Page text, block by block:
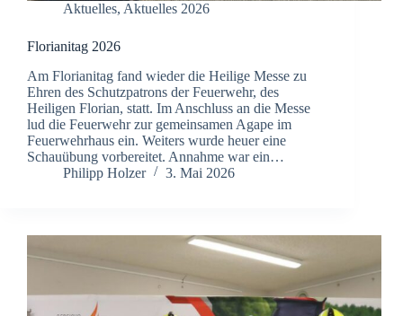
Aktuelles, Aktuelles 2026
Florianitag 2026
Am Florianitag fand wieder die Heilige Messe zu
Ehren des Schutzpatrons der Feuerwehr, des
Heiligen Florian, statt. Im Anschluss an die Messe
lud die Feuerwehr zur gemeinsamen Agape im
Feuerwehrhaus ein. Weiters wurde heuer eine
Schauübung vorbereitet. Annahme war ein…
Philipp Holzer
3. Mai 2026